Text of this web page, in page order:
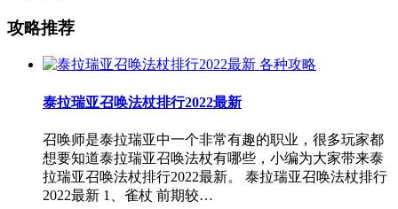
攻略推荐
各种攻略
泰拉瑞亚召唤法杖排行2022最新
召唤师是泰拉瑞亚中一个非常有趣的职业，很多玩家都
想要知道泰拉瑞亚召唤法杖有哪些，小编为大家带来泰
拉瑞亚召唤法杖排行2022最新。 泰拉瑞亚召唤法杖排行
2022最新 1、雀杖 前期较…